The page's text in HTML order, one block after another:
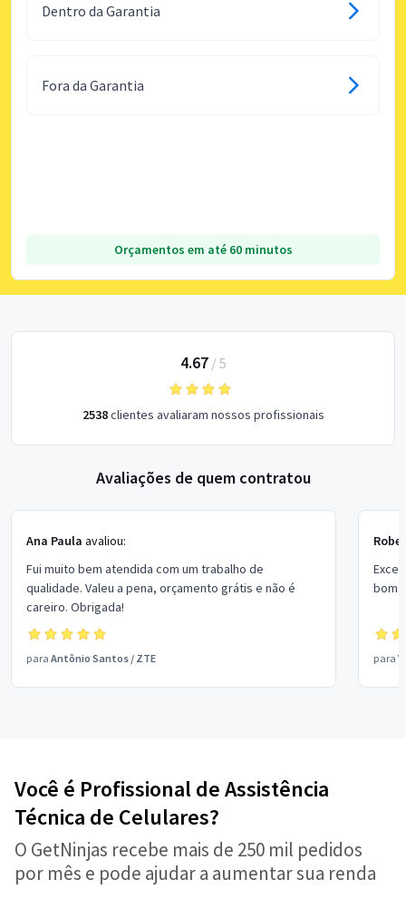
Dentro da Garantia
Fora da Garantia
Orçamentos em até 60 minutos
4.67/ 5
2538clientes avaliaram nossos profissionais
Avaliações de quem contratou
Ana Paula avaliou:
Fui muito bem atendida com um trabalho de
qualidade. Valeu a pena, orçamento grátis e não é
careiro. Obrigada!
para Antônio Santos / ZTE
bom
para
Você é Profissional de Assistência
Técnica de Celulares?
O GetNinjas recebe mais de 250 mil pedidos
por mês e pode ajudar a aumentar sua renda